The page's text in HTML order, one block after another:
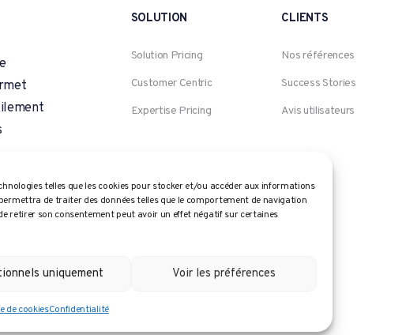
telles que les cookies pour stocker et/ou accéder aux informations
de traiter des données telles que le comportement de navigation
retirer son consentement peut avoir un effet négatif sur certaines
uniquement Voir les préférences
de cookiesConfidentialité
SOLUTION
Solution Pricing
Customer Centric
Expertise Pricing
CLIENTS
Nos références
Success Stories
Avis utilisateurs